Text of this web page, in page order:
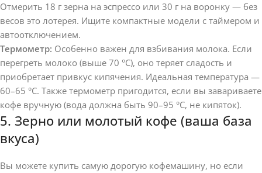
Отмерить 18 г зерна на эспрессо или 30 г на воронку — без
весов это лотерея. Ищите компактные модели с таймером и
автоотключением.
Термометр: Особенно важен для взбивания молока. Если
перегреть молоко (выше 70 °C), оно теряет сладость и
приобретает привкус кипячения. Идеальная температура —
60–65 °C. Также термометр пригодится, если вы завариваете
кофе вручную (вода должна быть 90–95 °C, не кипяток).
5. Зерно или молотый кофе (ваша база
вкуса)
Вы можете купить самую дорогую кофемашину, но если